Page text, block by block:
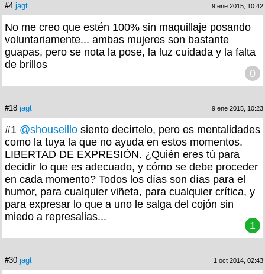
#4 jagt 9 ene 2015, 10:42
No me creo que estén 100% sin maquillaje posando
voluntariamente... ambas mujeres son bastante
guapas, pero se nota la pose, la luz cuidada y la falta
de brillos
0
#18 jagt 9 ene 2015, 10:23
#1 @shouseillo siento decírtelo, pero es mentalidades
como la tuya la que no ayuda en estos momentos.
LIBERTAD DE EXPRESIÓN. ¿Quién eres tú para
decidir lo que es adecuado, y cómo se debe proceder
en cada momento? Todos los días son días para el
humor, para cualquier viñeta, para cualquier crítica, y
para expresar lo que a uno le salga del cojón sin
miedo a represalias...
1
#30 jagt 1 oct 2014, 02:43